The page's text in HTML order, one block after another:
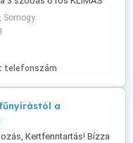
től--09.29.-ig 33000
ig a szezontól függően.
3 szoba+konyha+fürdő
grillezési lehetőség az
Éttermek,üzletek és az
Somogy
telefonszám
a
Kertfenntartás! Bízza